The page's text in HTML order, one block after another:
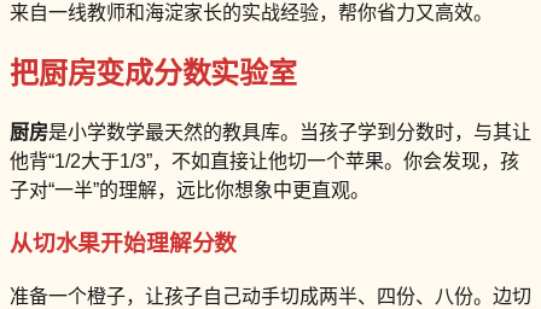
来自一线教师和海淀家长的实战经验，帮你省力又高效。
把厨房变成分数实验室
厨房是小学数学最天然的教具库。当孩子学到分数时，与其让
他背“1/2大于1/3”，不如直接让他切一个苹果。你会发现，孩
子对“一半”的理解，远比你想象中更直观。
从切水果开始理解分数
准备一个橙子，让孩子自己动手切成两半、四份、八份。边切